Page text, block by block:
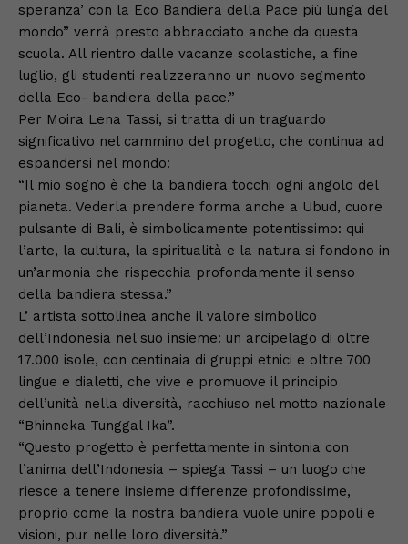
speranza’ con la Eco Bandiera della Pace più lunga del
mondo” verrà presto abbracciato anche da questa
scuola. All rientro dalle vacanze scolastiche, a fine
luglio, gli studenti realizzeranno un nuovo segmento
della Eco- bandiera della pace.”
Per Moira Lena Tassi, si tratta di un traguardo
significativo nel cammino del progetto, che continua ad
espandersi nel mondo:
“Il mio sogno è che la bandiera tocchi ogni angolo del
pianeta. Vederla prendere forma anche a Ubud, cuore
pulsante di Bali, è simbolicamente potentissimo: qui
l’arte, la cultura, la spiritualità e la natura si fondono in
un’armonia che rispecchia profondamente il senso
della bandiera stessa.”
L’ artista sottolinea anche il valore simbolico
dell’Indonesia nel suo insieme: un arcipelago di oltre
17.000 isole, con centinaia di gruppi etnici e oltre 700
lingue e dialetti, che vive e promuove il principio
dell’unità nella diversità, racchiuso nel motto nazionale
“Bhinneka Tunggal Ika”.
“Questo progetto è perfettamente in sintonia con
l’anima dell’Indonesia – spiega Tassi – un luogo che
riesce a tenere insieme differenze profondissime,
proprio come la nostra bandiera vuole unire popoli e
visioni, pur nelle loro diversità.”